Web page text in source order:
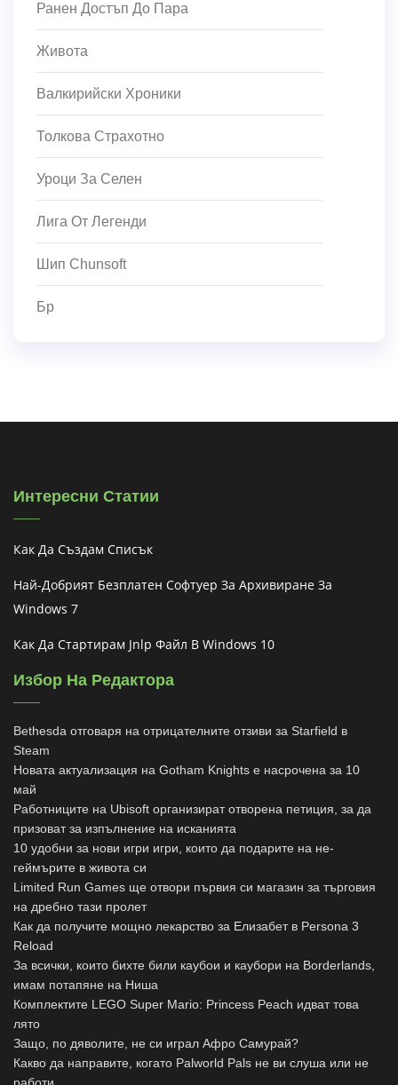
Ранен Достъп До Пара
Живота
Валкирийски Хроники
Толкова Страхотно
Уроци За Селен
Лига От Легенди
Шип Chunsoft
Бр
Интересни Статии
Как Да Създам Списък
Най-Добрият Безплатен Софтуер За Архивиране За
Windows 7
Как Да Стартирам Jnlp Файл В Windows 10
Избор На Редактора
Bethesda отговаря на отрицателните отзиви за Starfield в
Steam
Новата актуализация на Gotham Knights е насрочена за 10
май
Работниците на Ubisoft организират отворена петиция, за да
призоват за изпълнение на исканията
10 удобни за нови игри игри, които да подарите на не-
геймърите в живота си
Limited Run Games ще отвори първия си магазин за търговия
на дребно тази пролет
Как да получите мощно лекарство за Елизабет в Persona 3
Reload
За всички, които бихте били каубои и каубори на Borderlands,
имам потапяне на Ниша
Комплектите LEGO Super Mario: Princess Peach идват това
лято
Защо, по дяволите, не си играл Афро Самурай?
Какво да направите, когато Palworld Pals не ви слуша или не